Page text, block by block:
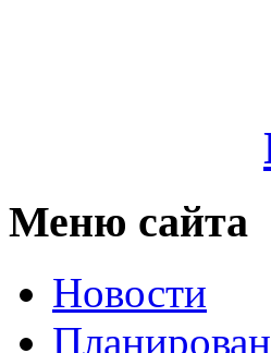
Меню сайта
Новости